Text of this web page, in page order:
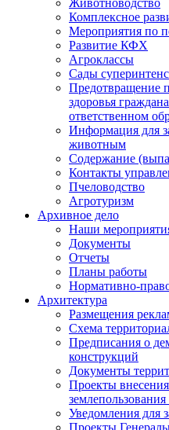
Животноводство
Комплексное
Мероприятия по
Развитие КФХ
Агроклассы
Сады
Предотвращение
здоровья
ответственном
Информация для
животным
Содержание
Контакты
Пчеловодство
Агротуризм
Архивное дело
Наши
Документы
Отчеты
Планы работы
Нормативно-
Архитектура
Размещения
Схема
Предписания о
конструкций
Документы
Проекты
землепользования
Уведомления для
Проекты